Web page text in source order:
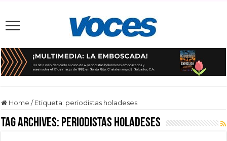
Home / Etiqueta: periodistas holadeses
Tag Archives: periodistas holadeses